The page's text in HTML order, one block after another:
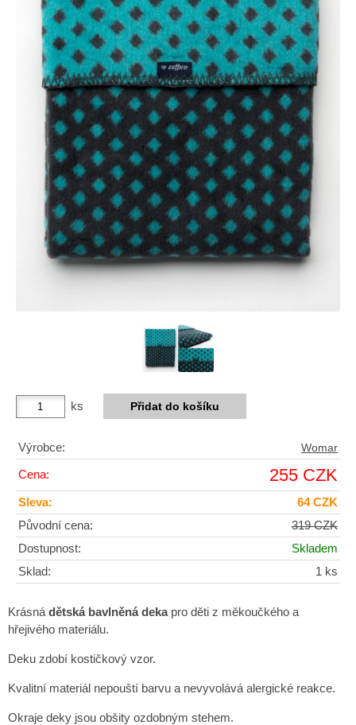
ks
Výrobce: Womar
Cena: 255 CZK
Sleva:
64 CZK
Původní cena:
319 CZK
Dostupnost:
Skladem
Sklad:
1 ks
Krásná dětská bavlněná dekapro děti z měkoučkého a
hřejivého materiálu.
Deku zdobí kostičkový vzor.
Kvalitní materiál nepouští barvu a nevyvolává alergické reakce.
Okraje deky jsou obšity ozdobným stehem.